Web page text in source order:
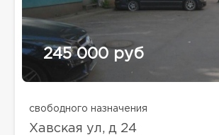
245 000 руб
свободного назначения
Хавская ул, д 24